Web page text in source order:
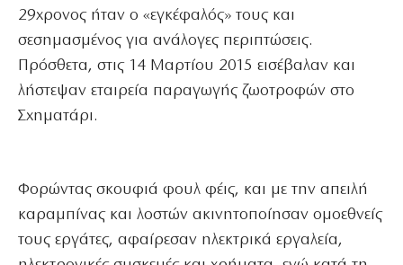
29χρονος ήταν ο «εγκέφαλός» τους και
σεσημασμένος για ανάλογες περιπτώσεις.
Πρόσθετα, στις 14 Μαρτίου 2015 εισέβαλαν και
λήστεψαν εταιρεία παραγωγής ζωοτροφών στο
Σχηματάρι.
Φορώντας σκουφιά φουλ φέις, και με την απειλή
καραμπίνας και λοστών ακινητοποίησαν ομοεθνείς
τους εργάτες, αφαίρεσαν ηλεκτρικά εργαλεία,